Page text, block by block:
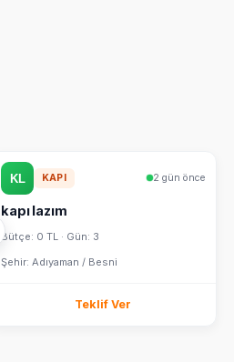
KAPI 2 gün önce
kapı lazım
Bütçe: 0 TL · Gün: 3
Şehir: Adıyaman / Besni
Teklif Ver